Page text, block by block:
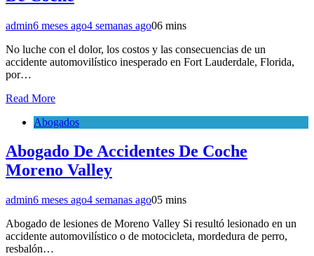
admin6 meses ago4 semanas ago06 mins
No luche con el dolor, los costos y las consecuencias de un
accidente automovilístico inesperado en Fort Lauderdale, Florida,
por…
Read More
Abogados
Abogado De Accidentes De Coche
Moreno Valley
admin6 meses ago4 semanas ago05 mins
Abogado de lesiones de Moreno Valley Si resultó lesionado en un
accidente automovilístico o de motocicleta, mordedura de perro,
resbalón…